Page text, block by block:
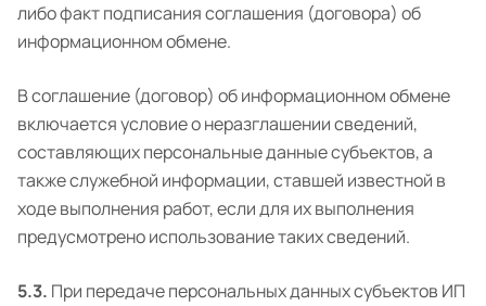
либо факт подписания соглашения (договора) об
информационном обмене.
В соглашение (договор) об информационном обмене
включается условие о неразглашении сведений,
составляющих персональные данные субъектов, а
также служебной информации, ставшей известной в
ходе выполнения работ, если для их выполнения
предусмотрено использование таких сведений.
5.3. При передаче персональных данных субъектов ИП